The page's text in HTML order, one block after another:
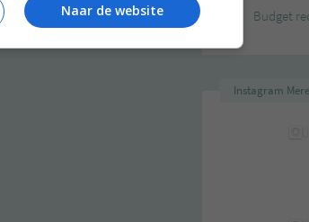
Budget
Instagram
Naar de website